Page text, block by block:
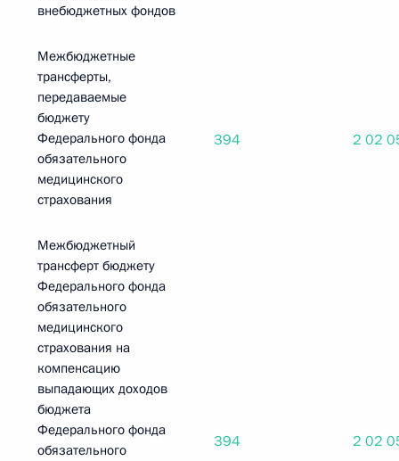
внебюджетных фондов
Межбюджетные
трансферты,
передаваемые
бюджету
Федерального фонда
обязательного
медицинского
страхования
394 2 02
Межбюджетный
трансферт бюджету
Федерального фонда
обязательного
медицинского
страхования на
компенсацию
выпадающих доходов
бюджета
Федерального фонда
обязательного
394 2 02